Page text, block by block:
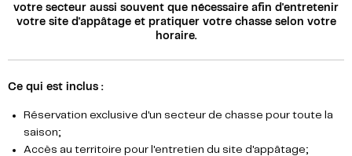
votre secteur aussi souvent que nécessaire afin d'entretenir
votre site d'appâtage et pratiquer votre chasse selon votre
horaire.
Ce qui est inclus :
Réservation exclusive d'un secteur de chasse pour toute la
saison;
Accès au territoire pour l'entretien du site d'appâtage;